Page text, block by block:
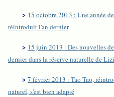
> 15 octobre 2013 : Une année
réintroduit l'an dernier
> 15 juin 2013 : Des nouvelles
dernier dans la réserve naturelle de
> 7 février 2013 : Tao Tao,
naturel, s'est bien adapté